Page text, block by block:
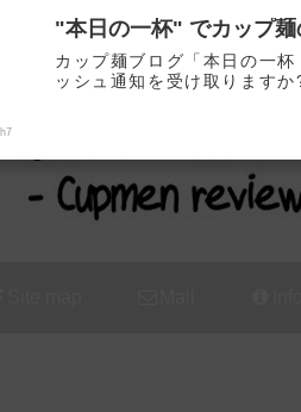
カップ麺の新商品をレビュー /
"本日の一杯" でカップ
カップ麺ブログ「本日の一
ッシュ通知を受け取ります